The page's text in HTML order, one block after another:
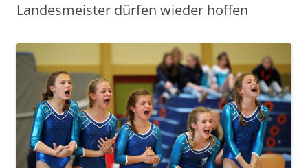
Landesmeister dürfen wieder hoffen